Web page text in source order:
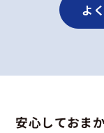
よ
安心しておま